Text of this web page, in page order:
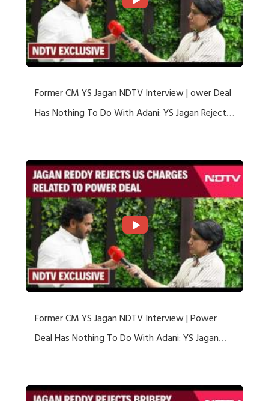
Former CM YS Jagan NDTV Interview | ower Deal
Has Nothing To Do With Adani: YS Jagan Rejects
Former CM YS Jagan NDTV Interview | Power
Deal Has Nothing To Do With Adani: YS Jagan